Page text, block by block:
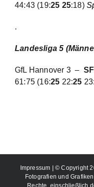
44:43 (19:25 25:18)
.
Landesliga 5
GfL Hannover 3 –
61:75 (16:25 22:25
Impressum | © Copyright
Fotografien und
Rechte, einschließlich